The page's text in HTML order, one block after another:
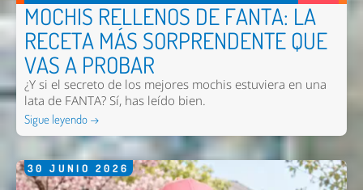
MOCHIS RELLENOS DE FANTA: LA
RECETA MÁS SORPRENDENTE QUE
VAS A PROBAR
¿Y si el secreto de los mejores mochis estuviera en una
lata de FANTA? Sí, has leído bien.
Sigue leyendo →
30 JUNIO 2026